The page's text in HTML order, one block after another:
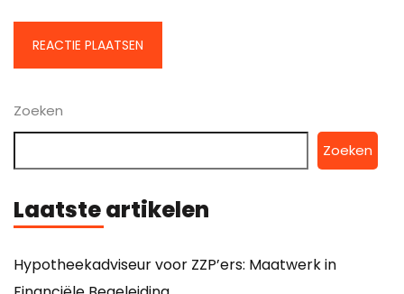
Zoeken
Zoeken
Laatste artikelen
Hypotheekadviseur voor ZZP’ers: Maatwerk in